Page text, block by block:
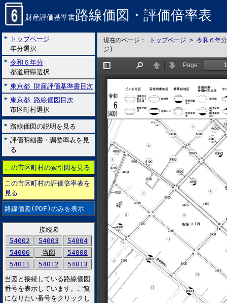
財産評価基準書路線価図・評価倍率表
トップページ
年分選択
令和６年分
都道府県選択
東京都 財産評価基準書目次
東京都 路線価図目次
市区町村選択
路線価図の説明を見る
評価明細書・調整率表を見
る
この市区町村の索引図を見る
この市区町村の評価倍率表を
見る
路線価図(PDF)のみを表示
接続図
54002
54003
54004
54006
当図
54008
54011
54012
54013
当図と接続している路線価図
番号を表示しています。ご覧
になりたい番号をクリックし
現在のページ： トップページ > 令和６年分
ジ)